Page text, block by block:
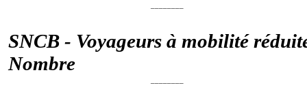
SNCB - Voyageurs à mobilité
Nombre